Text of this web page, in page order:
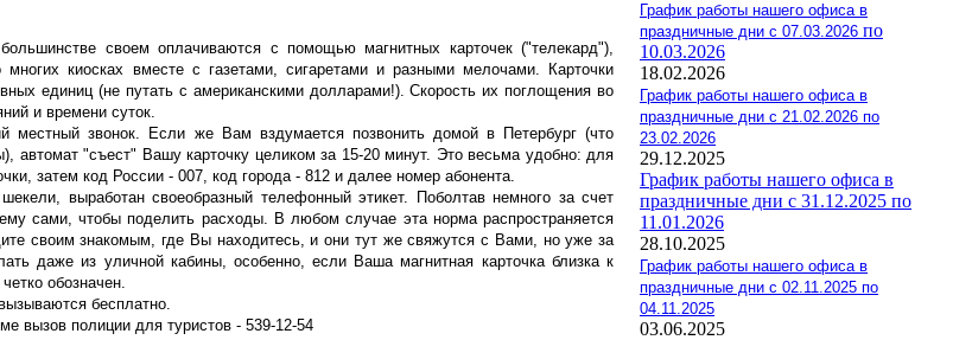
своем оплачиваются с помощью магнитных карточек ("телекард"),
киосках вместе с газетами, сигаретами и разными мелочами. Карточки
единиц (не путать с американскими долларами!). Скорость их поглощения во
и времени суток.
местный звонок. Если же Вам вздумается позвонить домой в Петербург (что
автомат "съест" Вашу карточку целиком за 15-20 минут. Это весьма удобно: для
затем код России - 007, код города - 812 и далее номер абонента.
выработан своеобразный телефонный этикет. Поболтав немного за счет
сами, чтобы поделить расходы. В любом случае эта норма распространяется
своим знакомым, где Вы находитесь, и они тут же свяжутся с Вами, но уже за
даже из уличной кабины, особенно, если Ваша магнитная карточка близка к
обозначен.
бесплатно.
вызов полиции для туристов - 539-12-54
График работы нашего офиса в
праздничные дни с 07.03.2026 по
10.03.2026
18.02.2026
График работы нашего офиса в
праздничные дни с 21.02.2026 по
23.02.2026
29.12.2025
График работы нашего офиса в
праздничные дни с 31.12.2025 по
11.01.2026
28.10.2025
График работы нашего офиса в
праздничные дни с 02.11.2025 по
04.11.2025
03.06.2025